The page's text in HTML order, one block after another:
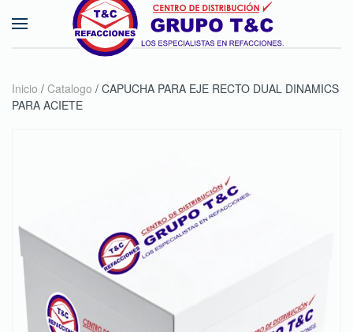
Skip to main content
Inicio / Catalogo / CAPUCHA PARA EJE RECTO DUAL DINAMICS
PARA ACIETE